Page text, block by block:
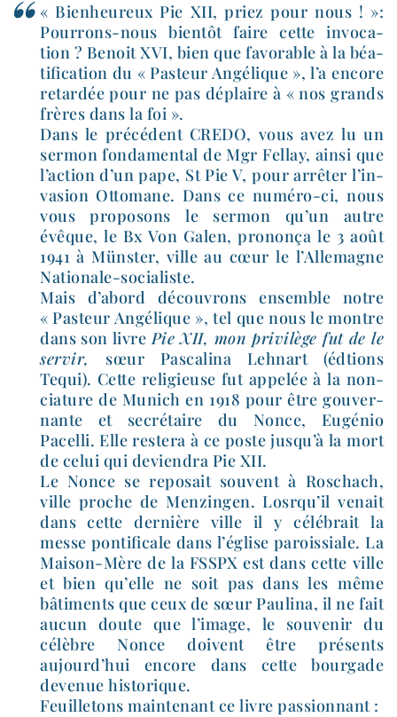
« Bienheureux Pie XII, priez pour nous ! »:
Pourrons-​nous bien­tôt faire cette invo­ca­
tion ? Benoit XVI, bien que favo­rable à la béa­
ti­fi­ca­tion du « Pasteur Angélique », l’a encore
retar­dée pour ne pas déplaire à « nos grands
frères dans la foi ».
Dans le pré­cé­dent CREDO, vous avez lu un
ser­mon fon­da­men­tal de Mgr Fellay, ain­si que
l’ac­tion d’un pape, St Pie V, pour arrê­ter l’in­
va­sion Ottomane. Dans ce numéro-​ci, nous
vous pro­po­sons le ser­mon qu’un autre
évêque, le Bx Von Galen, pro­non­ça le 3 août
1941 à Münster, ville au cœur le l’Allemagne
Nationale-socialiste.
Mais d’a­bord décou­vrons ensemble notre
« Pasteur Angélique », tel que nous le montre
dans son livrePie XII, mon pri­vi­lège fut de le
ser­vir, sœur Pascalina Lehnart (édtions
Tequi). Cette reli­gieuse fut appe­lée à la non­
cia­ture de Munich en 1918 pour être gou­ver­
nante et secré­taire du Nonce, Eugénio
Pacelli. Elle res­te­ra à ce poste jus­qu’à la mort
de celui qui devien­dra Pie XII.
Le Nonce se repo­sait sou­vent à Roschach,
ville proche de Menzingen. Losrqu’il venait
dans cette der­nière ville il y célé­brait la
messe pon­ti­fi­cale dans l’é­glise parois­siale. La
Maison-​Mère de la FSSPX est dans cette ville
et bien qu’elle ne soit pas dans les même
bâti­ments que ceux de sœur Paulina, il ne fait
aucun doute que l’i­mage, le sou­ve­nir du
célèbre Nonce doivent être pré­sents
aujourd’­hui encore dans cette bour­gade
deve­nue historique.
Feuilletons main­te­nant ce livre passionnant :